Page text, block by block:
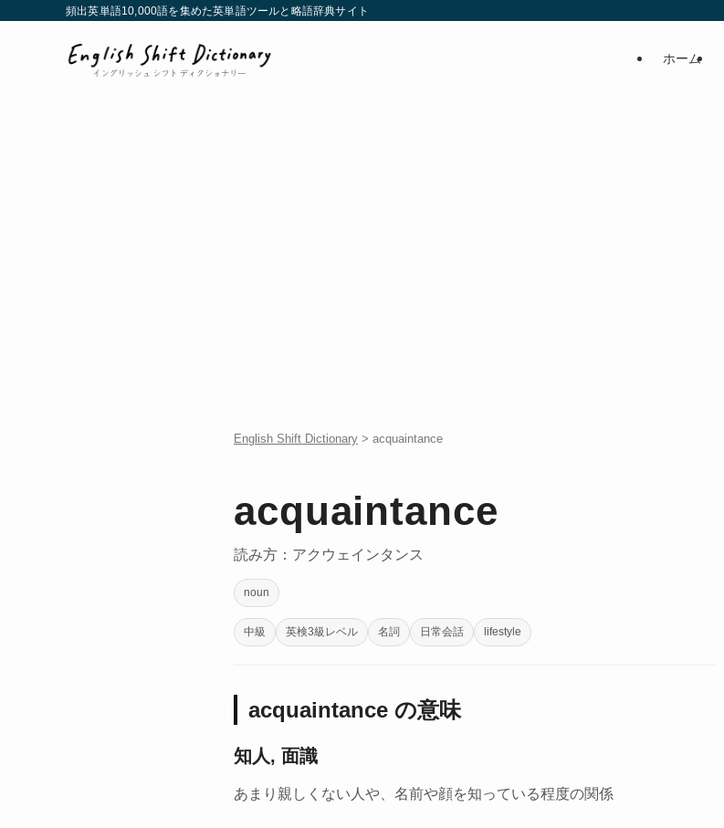
頻出英単語10,000語を集めた英単語ツールと略語辞典サイト
ホーム
English Shift Dictionary > acquaintance
acquaintance
読み方：アクウェインタンス
noun
中級 英検3級レベル 名詞 日常会話 lifestyle
acquaintance の意味
知人, 面識
あまり親しくない人や、名前や顔を知っている程度の関係